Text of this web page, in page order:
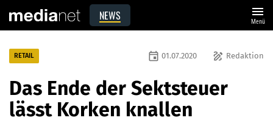
NEWS menu
Menü
RETAIL draw Redaktion
event 01.07.2020
Das Ende der Sektsteuer
lässt Korken knallen